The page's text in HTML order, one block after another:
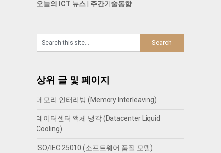
오늘의 ICT 뉴스| 주간기술동향
상위 글 및 페이지
메모리 인터리빙 (Memory Interleaving)
데이터센터 액체 냉각 (Datacenter Liquid
Cooling)
ISO/IEC 25010 (소프트웨어 품질 모델)